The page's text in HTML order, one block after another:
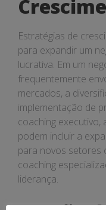
Estratégias de
para expandir um
lucrativa. Em um
frequentemente
mercados, a
implementação de
coaching executivo,
podem incluir a
para novos setores
coaching
liderança.